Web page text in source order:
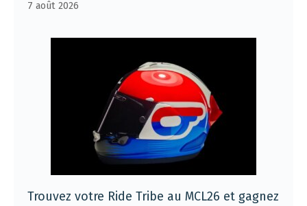
7 août 2026
Trouvez votre Ride Tribe au MCL26 et gagnez